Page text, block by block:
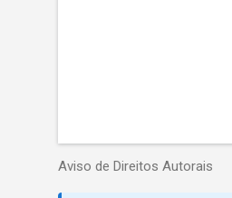
Aviso de Direitos Autorais